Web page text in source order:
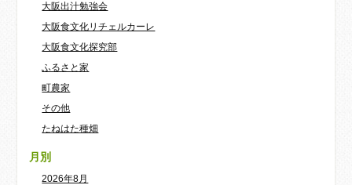
大阪出汁勉強会
大阪食文化リチェルカーレ
大阪食文化探究部
ふるさと家
町農家
その他
たねはた種畑
月別
2026年8月